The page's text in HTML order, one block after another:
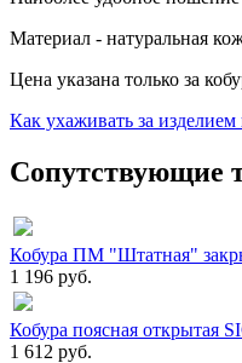
Материал - натуральная
Цена указана только за
Как ухаживать за изделием
Сопутствующие
Кобура ПМ "Штатная"
1 196 руб.
Кобура поясная открытая
1 612 руб.